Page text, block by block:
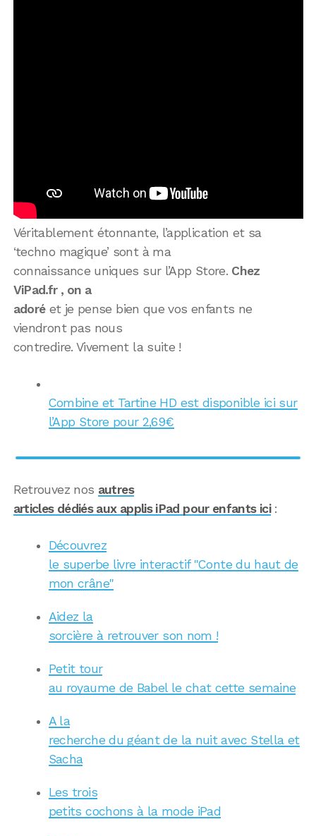
Véritablement étonnante, l’application et sa
‘techno magique’ sont à ma
connaissance uniques sur l’App Store. Chez
ViPad.fr , on a
adoréet je pense bien que vos enfants ne
viendront pas nous
contredire. Vivement la suite !
Combine et Tartine HD est disponible ici sur
l’App Store pour 2,69€
Retrouvez nos autres
articles dédiés aux applis iPad pour enfants ici:
Découvrez
le superbe livre interactif "Conte du haut de
mon crâne"
Aidez la
sorcière à retrouver son nom !
Petit tour
au royaume de Babel le chat cette semaine
A la
recherche du géant de la nuit avec Stella et
Sacha
Les trois
petits cochons à la mode iPad